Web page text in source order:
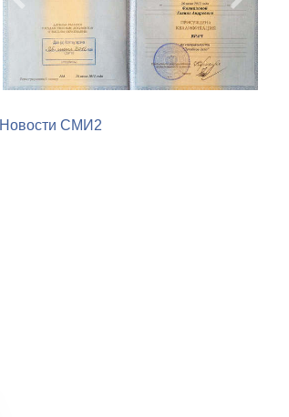
Предыдущий
Новости СМИ2